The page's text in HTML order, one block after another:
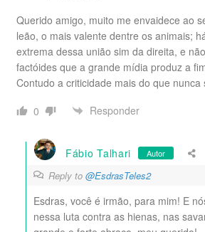
Querido amigo, muito me envaidece ao
leão, o mais valente dentre os animais;
extrema dessa união sim da direita, e
factóides que a grande mídia produz a
Contudo a criticidade mais do que nunca
0
Responder
Fábio Talhari Autor
Reply to @EsdrasTeles2
Esdras, você é irmão, para mim! E
nessa luta contra as hienas, nas